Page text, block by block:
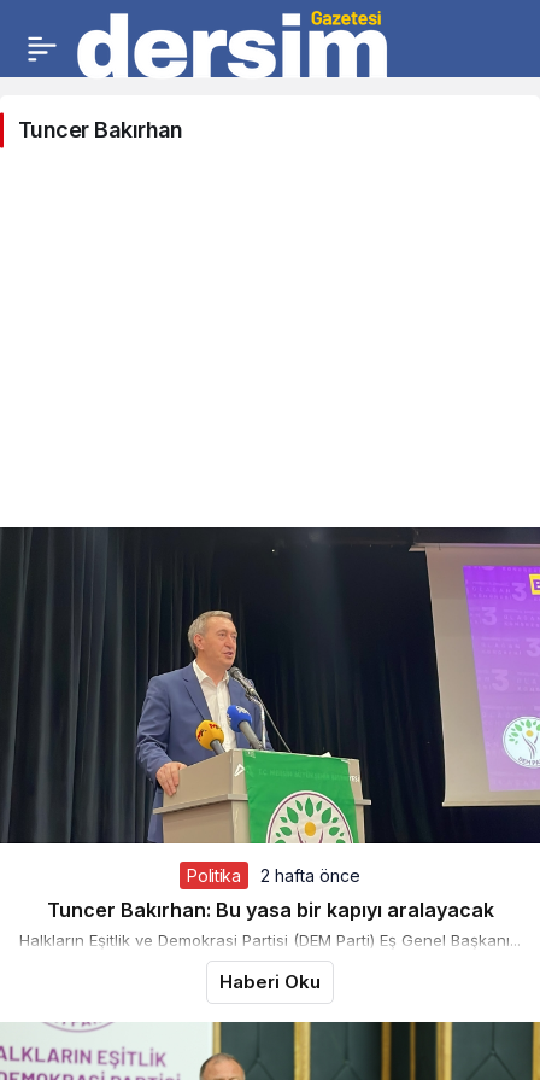
Tuncer Bakırhan
Politika 2 hafta önce
Tuncer Bakırhan: Bu yasa bir kapıyı aralayacak
Halkların Eşitlik ve Demokrasi Partisi (DEM Parti) Eş Genel Başkanı...
Haberi Oku